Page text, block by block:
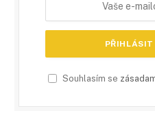
Souhlasím se